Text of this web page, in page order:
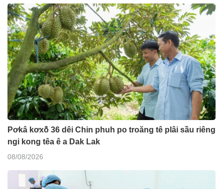
Pơkâ kơxô̆ 36 dêi Chin phuh po troăng tê plâi sầu riêng
ngi kong têa ê a Dak Lak
08/08/2026